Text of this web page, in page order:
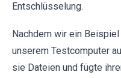
Entschlüsselung.
Nachdem wir ein
unserem Testcomputer
sie Dateien und fügte